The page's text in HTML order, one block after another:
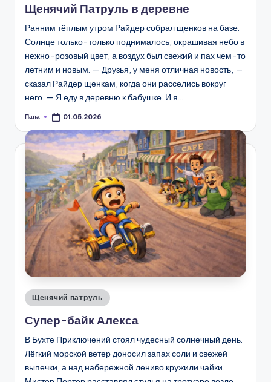
Щенячий Патруль в деревне
Ранним тёплым утром Райдер собрал щенков на базе.
Солнце только-только поднималось, окрашивая небо в
нежно-розовый цвет, а воздух был свежий и пах чем-то
летним и новым. — Друзья, у меня отличная новость, —
сказал Райдер щенкам, когда они расселись вокруг
него. — Я еду в деревню к бабушке. И я…
Запись
Папа 01.05.2026
Опубликовано
Щенячий патруль
Супер-байк Алекса
В Бухте Приключений стоял чудесный солнечный день.
Лёгкий морской ветер доносил запах соли и свежей
выпечки, а над набережной лениво кружили чайки.